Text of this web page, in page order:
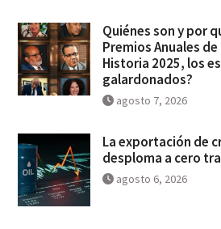
Quiénes son y por
Premios Anuales
Historia 2025, los
galardonados?
agosto 7, 2026
La exportación de
desploma a cero
agosto 6, 2026